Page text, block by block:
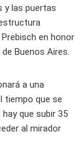
y las puertas
en honor
Buenos Aires.
a una
tiempo que se
que subir 35
al mirador